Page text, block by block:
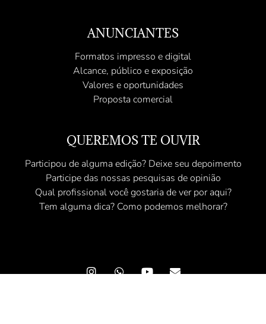
ANUNCIANTES
Formatos impresso e digital
Alcance, público e exposição
Valores e oportunidades
Proposta comercial
QUEREMOS TE OUVIR
Participou de alguma edição? Deixe seu depoimento
Participe das nossas pesquisas de opinião
Qual profissional você gostaria de ver por aqui?
Tem alguma dica? Como podemos melhorar?